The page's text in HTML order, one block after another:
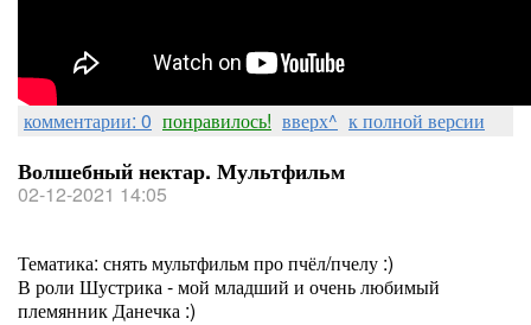
комментарии: 0 понравилось! вверх^ к полной версии
Волшебный нектар. Мультфильм
02-12-2021 14:05
Тематика: снять мультфильм про пчёл/пчелу :)
В роли Шустрика - мой младший и очень любимый
племянник Данечка :)